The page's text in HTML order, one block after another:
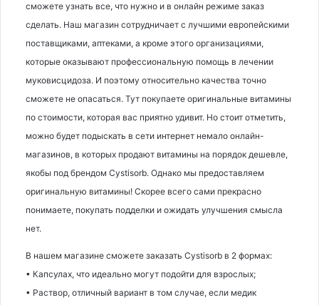
сможете узнать все, что нужно и в онлайн режиме заказ
сделать. Наш магазин сотрудничает с лучшими европейскими
поставщиками, аптеками, а кроме этого организациями,
которые оказывают профессиональную помощь в лечении
муковисцидоза. И поэтому относительно качества точно
сможете не опасаться. Тут покупаете оригинальные витамины
по стоимости, которая вас приятно удивит. Но стоит отметить,
можно будет подыскать в сети интернет немало онлайн-
магазинов, в которых продают витамины на порядок дешевле,
якобы под брендом Cystisorb. Однако мы предоставляем
оригинальную витамины! Скорее всего сами прекрасно
понимаете, покупать подделки и ожидать улучшения смысла
нет.
В нашем магазине сможете заказать Cystisorb в 2 формах:
• Капсулах, что идеально могут подойти для взрослых;
• Раствор, отличный вариант в том случае, если медик